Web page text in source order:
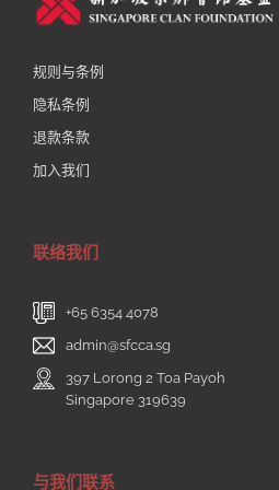
规则与条例
隐私条例
退款条款
加入我们
联络我们
+65 6354 4078
admin@sfcca.sg
397 Lorong 2 Toa Payoh
Singapore 319639
与我们联系